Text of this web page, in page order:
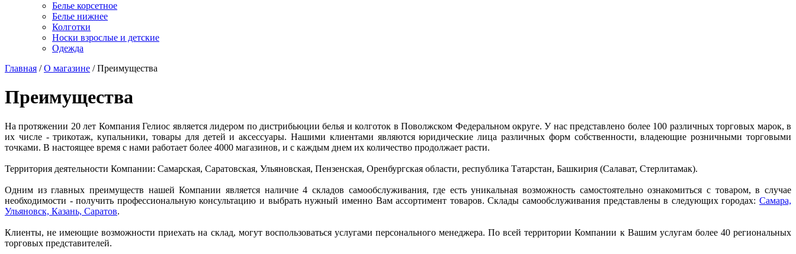
Белье корсетное
Белье нижнее
Колготки
Носки взрослые и детские
Одежда
Главная /О магазине / Преимущества
Преимущества
На протяжении 20 лет Компания Гелиос является лидером по дистрибьюции белья и колготок в Поволжском Федеральном округе. У нас представлено более 100 различных торговых марок, в
их числе - трикотаж, купальники, товары для детей и аксессуары. Нашими клиентами являются юридические лица различных форм собственности, владеющие розничными торговыми
точками. В настоящее время с нами работает более 4000 магазинов, и с каждым днем их количество продолжает расти.
Территория деятельности Компании: Самарская, Саратовская, Ульяновская, Пензенская, Оренбургская области, республика Татарстан, Башкирия (Салават, Стерлитамак).
Одним из главных преимуществ нашей Компании является наличие 4 складов самообслуживания, где есть уникальная возможность самостоятельно ознакомиться с товаром, в случае
необходимости - получить профессиональную консультацию и выбрать нужный именно Вам ассортимент товаров. Склады самообслуживания представлены в следующих городах: Самара,
Ульяновск, Казань, Саратов.
Клиенты, не имеющие возможности приехать на склад, могут воспользоваться услугами персонального менеджера. По всей территории Компании к Вашим услугам более 40 региональных
торговых представителей.